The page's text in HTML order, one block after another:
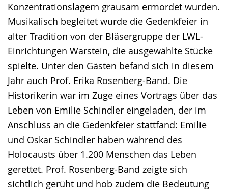
Konzentrationslagern grausam ermordet wurden.
Musikalisch begleitet wurde die Gedenkfeier in
alter Tradition von der Bläsergruppe der LWL-
Einrichtungen Warstein, die ausgewählte Stücke
spielte. Unter den Gästen befand sich in diesem
Jahr auch Prof. Erika Rosenberg-Band. Die
Historikerin war im Zuge eines Vortrags über das
Leben von Emilie Schindler eingeladen, der im
Anschluss an die Gedenkfeier stattfand: Emilie
und Oskar Schindler haben während des
Holocausts über 1.200 Menschen das Leben
gerettet. Prof. Rosenberg-Band zeigte sich
sichtlich gerüht und hob zudem die Bedeutung